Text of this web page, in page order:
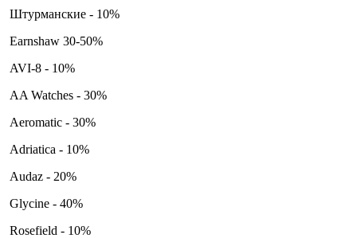
Штурманские - 10%
Earnshaw 30-50%
AVI-8 - 10%
AA Watches - 30%
Aeromatic - 30%
Adriatica - 10%
Audaz - 20%
Glycine - 40%
Rosefield - 10%